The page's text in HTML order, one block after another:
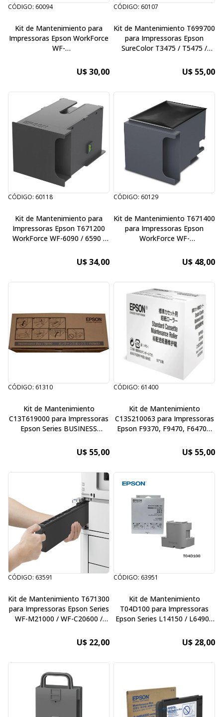
CÓDIGO: 60094
Kit de Mantenimiento para
Impressoras Epson WorkForce
WF-
U$ 30,00
CÓDIGO: 60107
Kit de Mantenimiento T699700
para Impressoras Epson
SureColor T3475 / T5475 /
T5470M 36" / T3470 / T5470 /
P6000 / P7000 / P9000 / P8000
U$ 55,00
CÓDIGO: 60118
Kit de Mantenimiento para
Impressoras Epson T671200
WorkForce WF-6090 / 6590 /
U$ 34,00
CÓDIGO: 60129
Kit de Mantenimiento T671400
para Impressoras Epson
WorkForce WF-
U$ 48,00
CÓDIGO: 61310
Kit de Mantenimiento
C13T619000 para Impressoras
Epson Series BUSINESS
/ Epson SC-P5000 VIOLET /
VIOLET SPECTRO / STD
U$ 55,00
CÓDIGO: 61400
Kit de Mantenimiento
C13S210063 para Impressoras
Epson F9370, F9470, F6470H
U$ 55,00
CÓDIGO: 63591
Kit de Mantenimiento T671300
para Impressoras Epson Series
WF-M21000 / WF-C20600 /
M20590F / WF-M20590 / WF-
C17590 / WF-C20590
U$ 22,00
CÓDIGO: 63951
Kit de Mantenimiento
T04D100 para Impressoras
Epson Series L14150 / L6490 /
M3180 / L6191 / L6161
U$ 28,00